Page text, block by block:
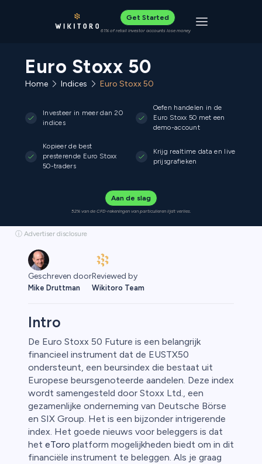
Get Started
61% of retail investor accounts lose money Toggle
Euro Stoxx 50
Home Indices Euro Stoxx 50
Investeer in meer dan 20
indices
Oefen handelen in de
Euro Stoxx 50 met een
demo-account
Kopieer de best
presterende Euro Stoxx
50-traders
Krijg realtime data en live
prijsgrafieken
Aan de slag
52% van de CFD-rekeningen van particulieren lijdt verlies.
ⓘ Advertiser disclosure
Geschreven door
Mike Druttman
Reviewed by
Wikitoro Team
Intro
De Euro Stoxx 50 Future is een belangrijk
financieel instrument dat de EUSTX50
ondersteunt, een beursindex die bestaat uit
Europese beursgenoteerde aandelen. Deze index
wordt samengesteld door Stoxx Ltd., een
gezamenlijke onderneming van Deutsche Börse
en SIX Group. Het is een bijzonder intrigerende
index. Het goede nieuws voor beleggers is dat
het eToro platform mogelijkheden biedt om in dit
financiële instrument te beleggen. Als je graag